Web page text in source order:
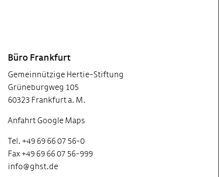
Büro Frankfurt
Gemeinnützige Hertie-Stiftung
Grüneburgweg 105
60323 Frankfurt a. M.
Anfahrt Google Maps
Tel. +49 69 66 07 56-0
Fax +49 69 66 07 56-999
info@ghst.de